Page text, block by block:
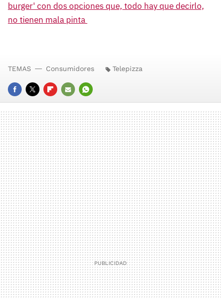
burger' con dos opciones que, todo hay que decirlo,
no tienen mala pinta
FACEBOOK
TWITTERFLIPBOARD
E-
MAIL
WHATSAPP
TEMAS Consumidores Telepizza